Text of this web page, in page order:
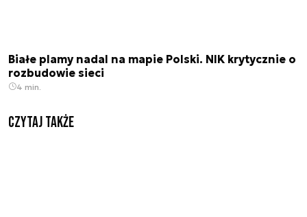
Białe plamy nadal na mapie Polski. NIK krytycznie o
rozbudowie sieci
4 min.
Czytaj także